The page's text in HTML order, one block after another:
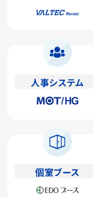
人事システム
個室ブース